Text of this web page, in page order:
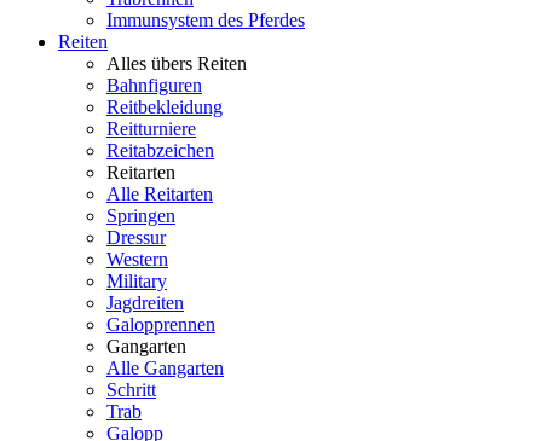
Immunsystem des Pferdes
Reiten
Alles übers Reiten
Bahnfiguren
Reitbekleidung
Reitturniere
Reitabzeichen
Reitarten
Alle Reitarten
Springen
Dressur
Western
Military
Jagdreiten
Galopprennen
Gangarten
Alle Gangarten
Schritt
Trab
Galopp